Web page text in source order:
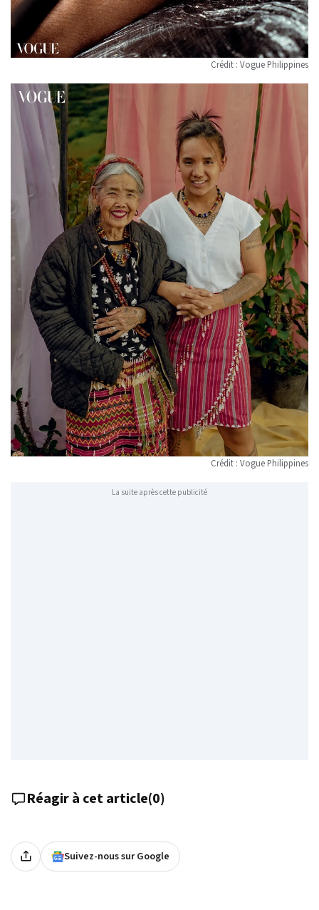
Crédit : Vogue Philippines
Crédit : Vogue Philippines
La suite après cette publicité
Réagir à cet article(0)
Suivez-nous sur Google